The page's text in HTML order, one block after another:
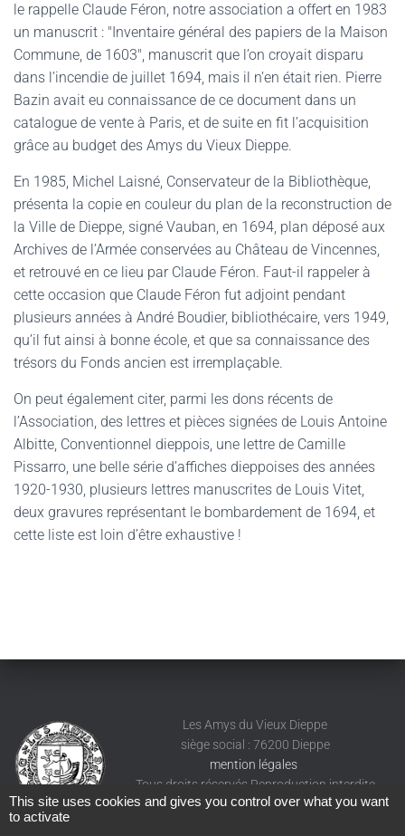
le rappelle Claude Féron, notre association a offert en 1983
un manuscrit : "Inventaire général des papiers de la Maison
Commune, de 1603", manuscrit que l’on croyait disparu
dans l’incendie de juillet 1694, mais il n’en était rien. Pierre
Bazin avait eu connaissance de ce document dans un
catalogue de vente à Paris, et de suite en fit l’acquisition
grâce au budget des Amys du Vieux Dieppe.
En 1985, Michel Laisné, Conservateur de la Bibliothèque,
présenta la copie en couleur du plan de la reconstruction de
la Ville de Dieppe, signé Vauban, en 1694, plan déposé aux
Archives de l’Armée conservées au Château de Vincennes,
et retrouvé en ce lieu par Claude Féron. Faut-il rappeler à
cette occasion que Claude Féron fut adjoint pendant
plusieurs années à André Boudier, bibliothécaire, vers 1949,
qu’il fut ainsi à bonne école, et que sa connaissance des
trésors du Fonds ancien est irremplaçable.
On peut également citer, parmi les dons récents de
l’Association, des lettres et pièces signées de Louis Antoine
Albitte, Conventionnel dieppois, une lettre de Camille
Pissarro, une belle série d’affiches dieppoises des années
1920-1930, plusieurs lettres manuscrites de Louis Vitet,
deux gravures représentant le bombardement de 1694, et
cette liste est loin d’être exhaustive !
Les Amys du Vieux Dieppe
siège social : 76200 Dieppe
mention légales
Tous droits réservés Reproduction interdite
This site uses cookies and gives you control over what you want
to activate